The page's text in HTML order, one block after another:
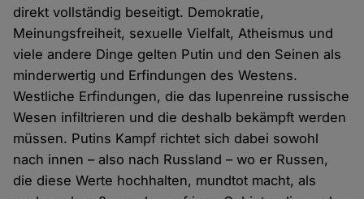
direkt vollständig beseitigt. Demokratie,
Meinungsfreiheit, sexuelle Vielfalt, Atheismus und
viele andere Dinge gelten Putin und den Seinen als
minderwertig und Erfindungen des Westens.
Westliche Erfindungen, die das lupenreine russische
Wesen infiltrieren und die deshalb bekämpft werden
müssen. Putins Kampf richtet sich dabei sowohl
nach innen – also nach Russland – wo er Russen,
die diese Werte hochhalten, mundtot macht, als